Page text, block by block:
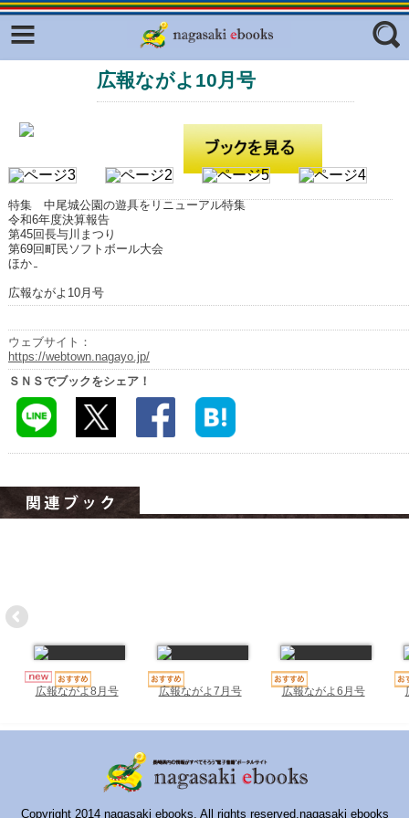
フリーワード
ジャンル
広報ながよ10月号
特集 中尾城公園の遊具をリニューアル特集
令和6年度決算報告
第45回長与川まつり
第69回町民ソフトボール大会
ほか
広報ながよ10月号
ウェブサイト：
https://webtown.nagayo.jp/
ＳＮＳでブックをシェア！
広報ながよ8月号 広報ながよ7月号 広報ながよ6月号
Copyright 2014 nagasaki ebooks. All rights reserved.nagasaki ebooks
Facebook
ふくいろキラリプロジェクト
ラリー（TOKYO Brochures）
はじめてご利用される方へ
コンテンツ
広報誌ナビ
明治日本の産業革命遺産
関連遺産
大学・専門学校ナビ
ハイスクールナビ
小・中学校ナビ
いきebooks
はさみebooks
さいかいイーブックス
長崎MICE観光マップ